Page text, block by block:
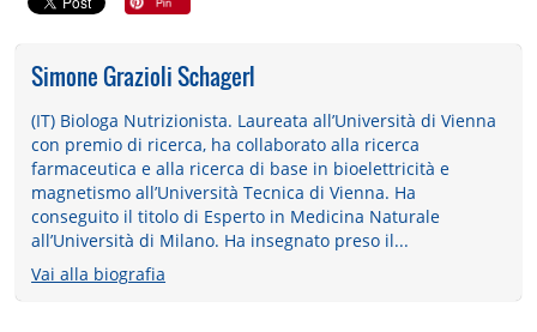
Simone Grazioli Schagerl
(IT) Biologa Nutrizionista. Laureata all’Università di Vienna
con premio di ricerca, ha collaborato alla ricerca
farmaceutica e alla ricerca di base in bioelettricità e
magnetismo all’Università Tecnica di Vienna. Ha
conseguito il titolo di Esperto in Medicina Naturale
all’Università di Milano. Ha insegnato preso il...
Vai alla biografia